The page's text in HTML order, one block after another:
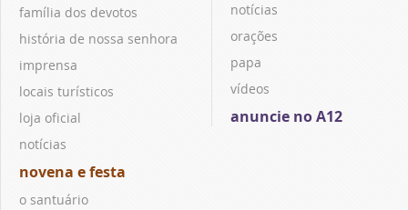
família dos devotos
história de nossa senhora
imprensa
locais turísticos
loja oficial
notícias
novena e festa
o santuário
notícias
orações
papa
vídeos
anuncie no A12